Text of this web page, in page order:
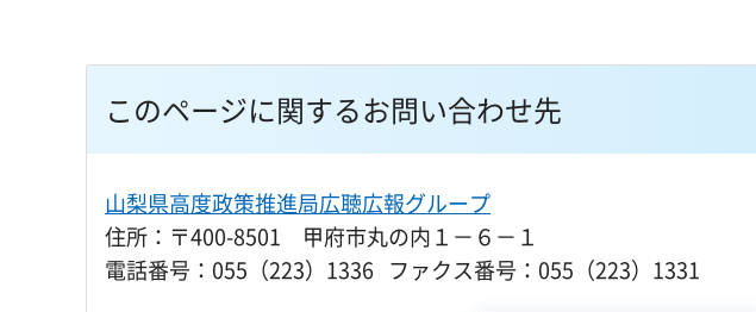
このページに関するお問い合わせ先
山梨県高度政策推進局広聴広報グループ
住所：〒400-8501 甲府市丸の内１－６－１
電話番号：055（223）1336 ファクス番号：055（223）1331